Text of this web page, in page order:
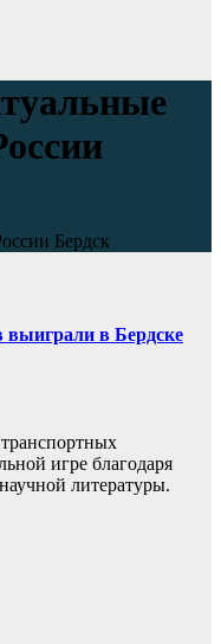
Бердск
в Бердске
игре благодаря
литературы.